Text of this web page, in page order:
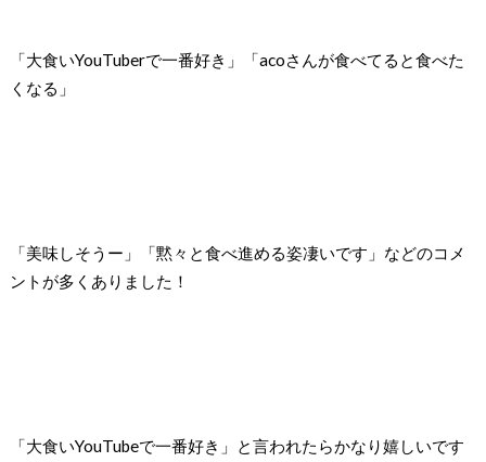
「大食いYouTuberで一番好き」「acoさんが食べてると食べた
くなる」
「美味しそうー」「黙々と食べ進める姿凄いです」などのコメ
ントが多くありました！
「大食いYouTubeで一番好き」と言われたらかなり嬉しいです